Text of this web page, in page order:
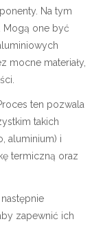
Na tym
Mogą one być
mocne materiały,
ten pozwala
takich
aluminium) i
termiczną oraz
zapewnić ich